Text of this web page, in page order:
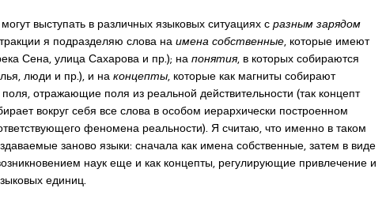
выступать в различных языковых ситуациях сразным зарядом
я подразделяю слова наимена собственные, которые имеют
Сена, улица Сахарова и пр.); напонятия, в которых собираются
люди и пр.), и наконцепты, которые как магниты собирают
отражающие поля из реальной действительности (так концепт
вокруг себя все слова в особом иерархически построенном
феномена реальности). Я считаю, что именно в таком
заново языки: сначала как имена собственные, затем в виде
наук еще и как концепты, регулирующие привлечение и
единиц.